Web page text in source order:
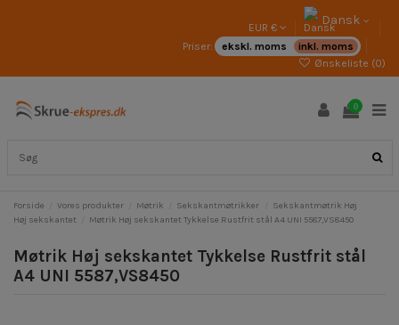
EUR € Dansk
Priser: ekskl. moms
inkl. moms
Ønskeliste (0)
0
Forside Vores produkter Møtrik Sekskantmøtrikker
Sekskantmøtrik Høj
Høj sekskantet
Møtrik Høj sekskantet Tykkelse Rustfrit stål A4 UNI 5587,VS8450
Møtrik Høj sekskantet Tykkelse Rustfrit stål
A4 UNI 5587,VS8450